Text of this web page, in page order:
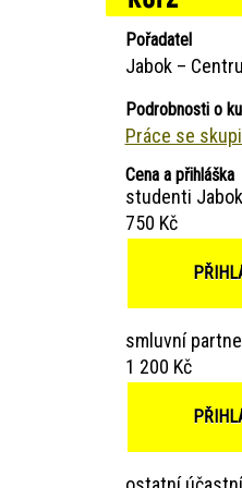
Pořadatel
Jabok –
Podrobnosti o
Práce se
Cena a přihláška
studenti
750 Kč
smluvní
1 200 Kč